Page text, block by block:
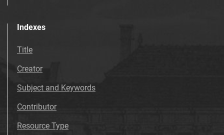
Tarnowskie Azoty : Organ Samorządu
Tarnowskie Azoty : Organ Samorządu
Robotniczego Zakładów Azotowych im.
Tarnowskie Azoty : Organ Samorządu
Robotniczego Zakładów Azotowych im.
Indexes
Title
Creator
Subject and Keywords
Contributor
Resource Type